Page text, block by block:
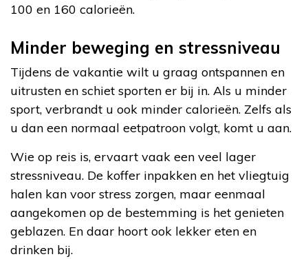
100 en 160 calorieën.
Minder beweging en stressniveau
Tijdens de vakantie wilt u graag ontspannen en
uitrusten en schiet sporten er bij in. Als u minder
sport, verbrandt u ook minder calorieën. Zelfs als
u dan een normaal eetpatroon volgt, komt u aan.
Wie op reis is, ervaart vaak een veel lager
stressniveau. De koffer inpakken en het vliegtuig
halen kan voor stress zorgen, maar eenmaal
aangekomen op de bestemming is het genieten
geblazen. En daar hoort ook lekker eten en
drinken bij.